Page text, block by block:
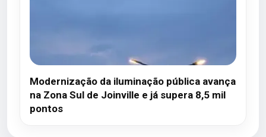
Modernização da iluminação pública avança
na Zona Sul de Joinville e já supera 8,5 mil
pontos